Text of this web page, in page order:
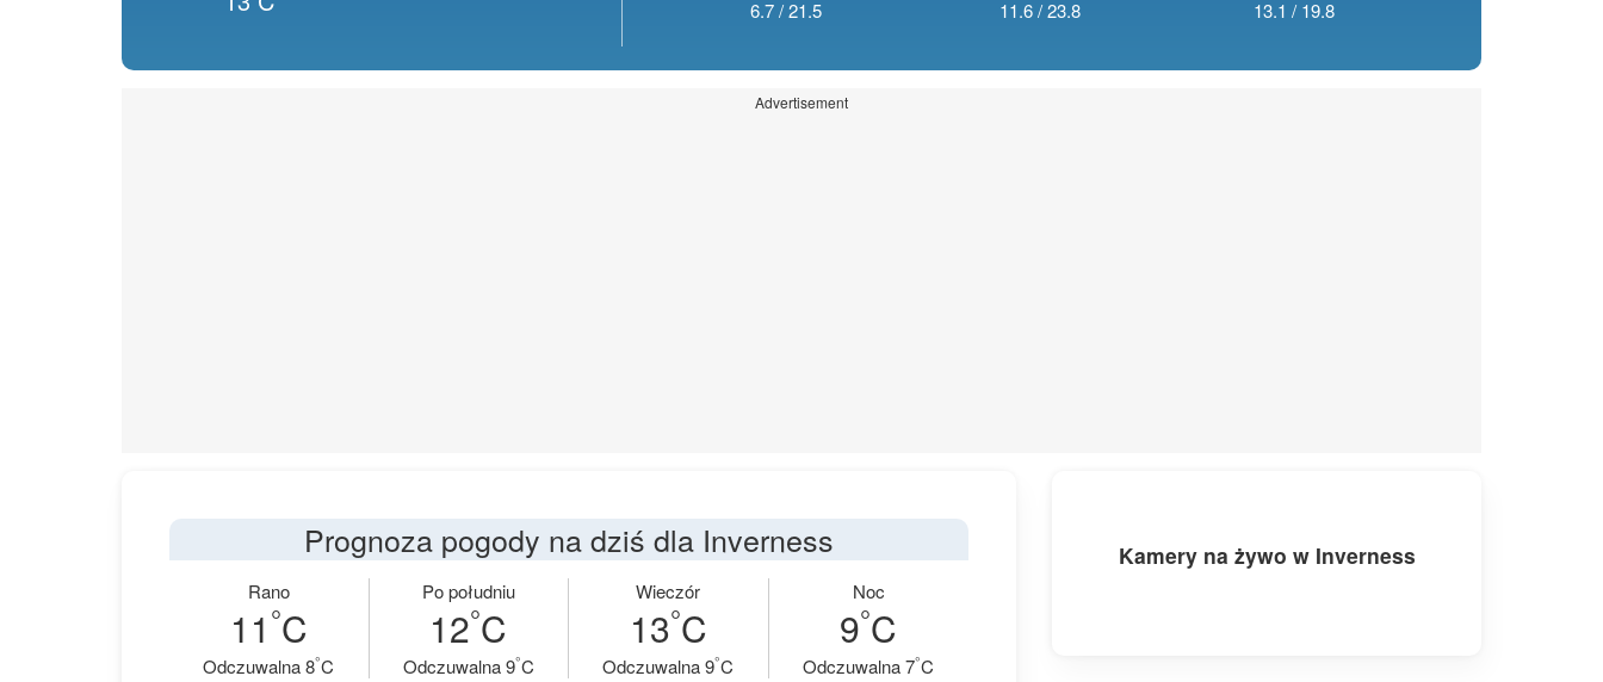
6.7/21.5 11.6/23.8 13.1 / 19.8
Advertisement
Prognoza pogody na dziś dla Inverness
Rano
11 °C
Odczuwalna 8°C
Po południu
12°C
Odczuwalna 9°C
Wieczór
13°C
Odczuwalna 9°C
Noc
9°C
Odczuwalna 7°C
Kamery na żywo w Inverness